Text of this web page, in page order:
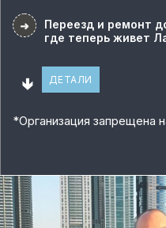
➜
Переезд и ремонт
где теперь живет
🢃 ДЕТАЛИ
*Организация запрещена